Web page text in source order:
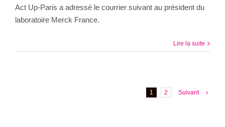
Act Up-Paris a adressé le courrier suivant au président du
laboratoire Merck France.
Lire la suite
1 2 Suivant